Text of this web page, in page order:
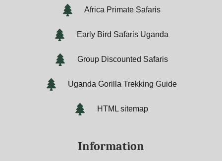
Africa Primate Safaris
Early Bird Safaris Uganda
Group Discounted Safaris
Uganda Gorilla Trekking Guide
HTML sitemap
Information